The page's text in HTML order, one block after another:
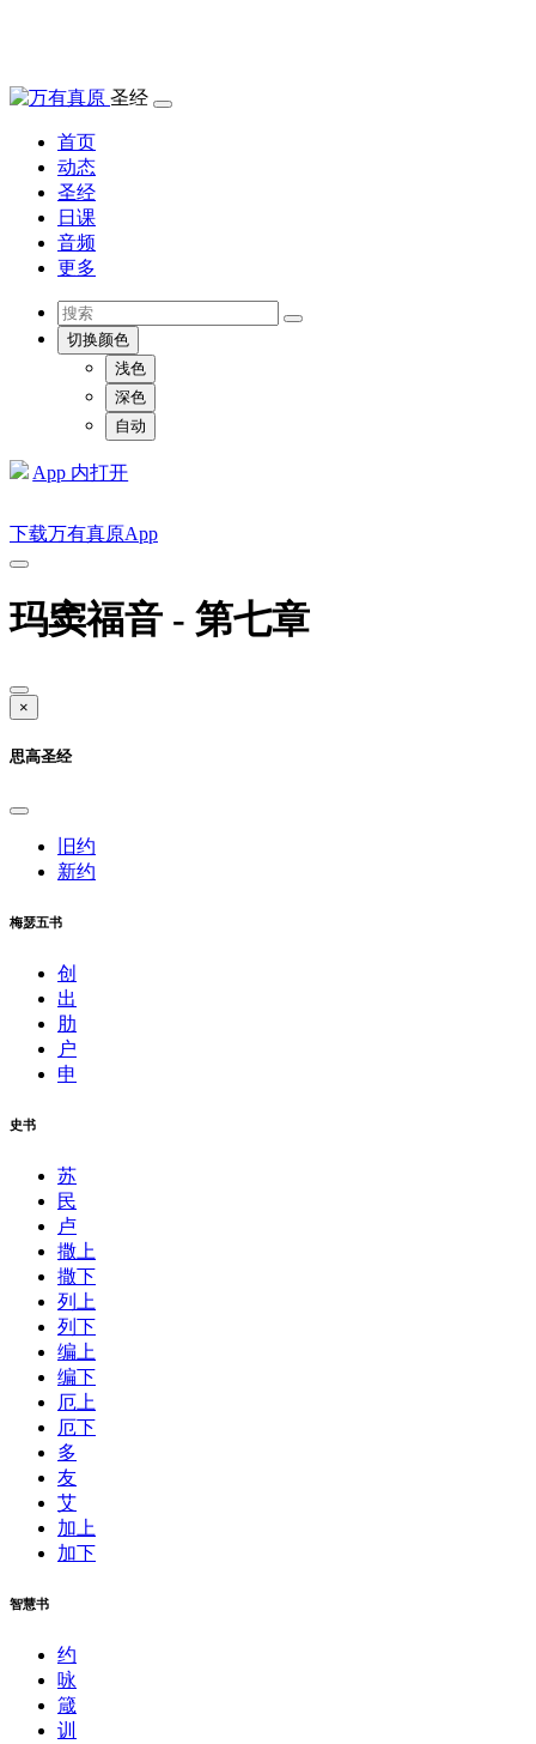
圣经
首页
动态
圣经
日课
音频
更多
切换颜色
浅色
深色
自动
App 内打开
下载万有真原App
玛窦福音 - 第七章
×
思高圣经
旧约
新约
梅瑟五书
创
出
肋
户
申
史书
苏
民
卢
撒上
撒下
列上
列下
编上
编下
厄上
厄下
多
友
艾
加上
加下
智慧书
约
咏
箴
训